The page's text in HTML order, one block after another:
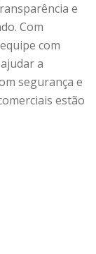
e
Com
com
a
segurança e
estão